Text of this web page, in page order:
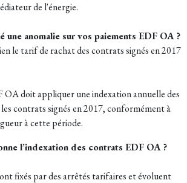
de l'énergie.
une anomalie sur vos paiements EDF OA ?
le tarif de rachat des contrats signés en 2017
OA doit appliquer une indexation annuelle des
contrats signés en 2017, conformément à
à cette période.
l’indexation des contrats EDF OA ?
fixés par des arrêtés tarifaires et évoluent